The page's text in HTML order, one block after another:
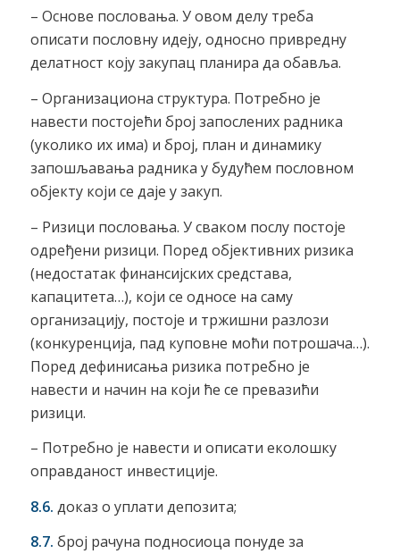
– Основе пословања. У овом делу треба
описати пословну идеју, односно привредну
делатност коју закупац планира да обавља.
– Организациона структура. Потребно је
навести постојећи број запослених радника
(уколико их има) и број, план и динамику
запошљавања радника у будућем пословном
објекту који се даје у закуп.
– Ризици пословања. У сваком послу постоје
одређени ризици. Поред објективних ризика
(недостатак финансијских средстава,
капацитета…), који се односе на саму
организацију, постоје и тржишни разлози
(конкуренција, пад куповне моћи потрошача…).
Поред дефинисања ризика потребно је
навести и начин на који ће се превазићи
ризици.
– Потребно је навести и описати еколошку
оправданост инвестиције.
8.6. доказ о уплати депозита;
8.7. број рачуна подносиоца понуде за